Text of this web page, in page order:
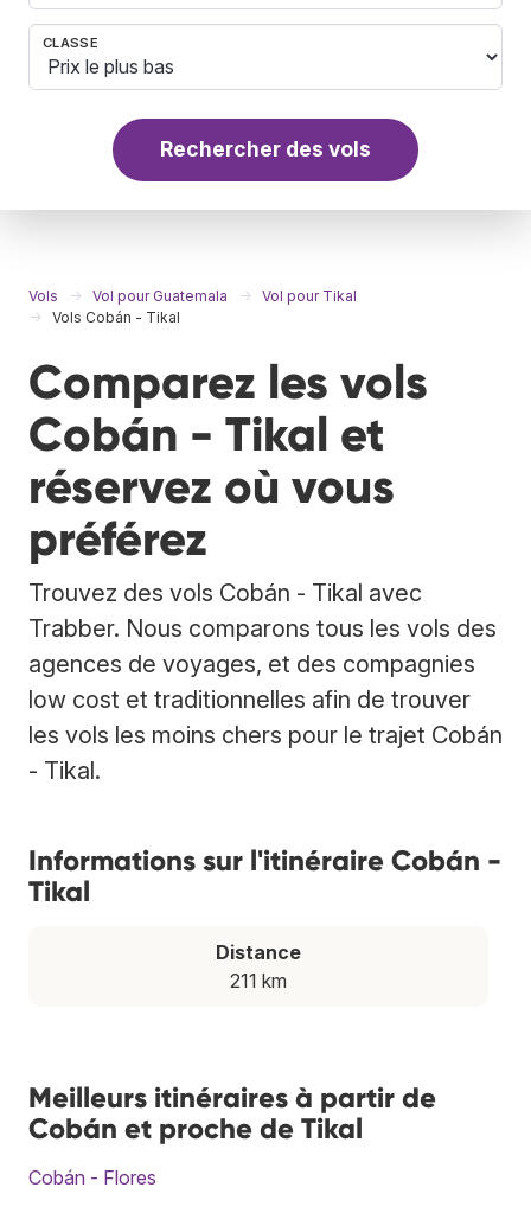
CLASSE
Rechercher des vols
Vols Vol pour Guatemala
Vol pour Tikal
Vols Cobán - Tikal
Comparez les vols
Cobán - Tikal et
réservez où vous
préférez
Trouvez des vols Cobán - Tikal avec
Trabber. Nous comparons tous les vols des
agences de voyages, et des compagnies
low cost et traditionnelles afin de trouver
les vols les moins chers pour le trajet Cobán
- Tikal.
Informations sur l'itinéraire Cobán -
Tikal
Distance
211 km
Meilleurs itinéraires à partir de
Cobán et proche de Tikal
Cobán - Flores